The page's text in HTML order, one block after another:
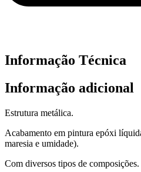
Informação Técnica
Informação adicional
Estrutura metálica.
Acabamento em pintura epóxi
maresia e umidade).
Com diversos tipos de composições.